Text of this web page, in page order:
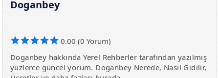
Doganbey
0.00 (0 Yorum)
Doganbey hakkında Yerel Rehberler tarafından yazılmış
yüzlerce güncel yorum. Doganbey Nerede, Nasıl Gidilir,